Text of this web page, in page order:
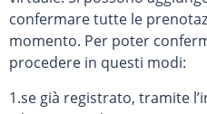
confermare tutte le
momento. Per poter
procedere in questi modi:
1.se già registrato, tramite